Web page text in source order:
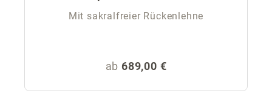
Mit sakralfreier Rückenlehne
Regulärer Preis:
ab 689,00 €